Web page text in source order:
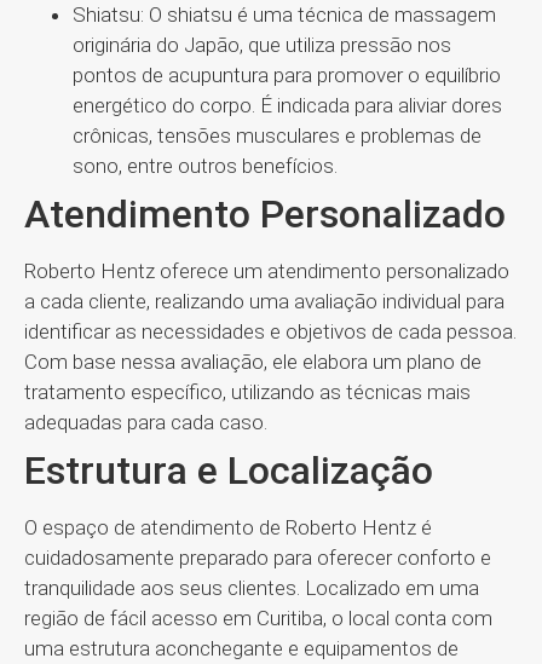
Shiatsu: O shiatsu é uma técnica de massagem
originária do Japão, que utiliza pressão nos
pontos de acupuntura para promover o equilíbrio
energético do corpo. É indicada para aliviar dores
crônicas, tensões musculares e problemas de
sono, entre outros benefícios.
Atendimento Personalizado
Roberto Hentz oferece um atendimento personalizado
a cada cliente, realizando uma avaliação individual para
identificar as necessidades e objetivos de cada pessoa.
Com base nessa avaliação, ele elabora um plano de
tratamento específico, utilizando as técnicas mais
adequadas para cada caso.
Estrutura e Localização
O espaço de atendimento de Roberto Hentz é
cuidadosamente preparado para oferecer conforto e
tranquilidade aos seus clientes. Localizado em uma
região de fácil acesso em Curitiba, o local conta com
uma estrutura aconchegante e equipamentos de